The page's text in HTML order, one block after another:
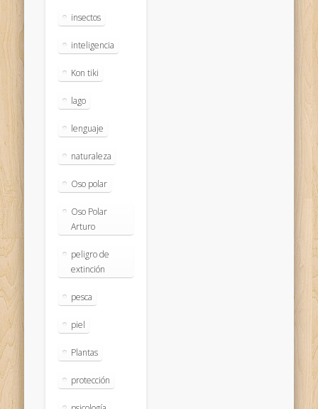
insectos
inteligencia
Kon tiki
lago
lenguaje
naturaleza
Oso polar
Oso Polar
Arturo
peligro de
extinción
pesca
piel
Plantas
protección